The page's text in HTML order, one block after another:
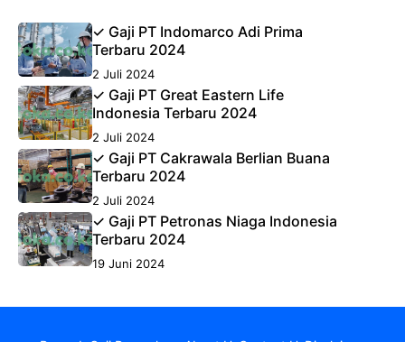
✓ Gaji PT Indomarco Adi Prima
Terbaru 2024
2 Juli 2024
✓ Gaji PT Great Eastern Life
Indonesia Terbaru 2024
2 Juli 2024
✓ Gaji PT Cakrawala Berlian Buana
Terbaru 2024
2 Juli 2024
✓ Gaji PT Petronas Niaga Indonesia
Terbaru 2024
19 Juni 2024